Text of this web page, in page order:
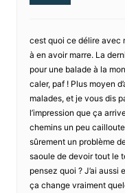
cest quoi ce délire avec
à en avoir marre. La
pour une balade à la
caler, paf ! Plus moyen
malades, et je vous dis
l’impression que ça
chemins un peu
sûrement un problème
saoule de devoir tout le
pensez quoi ? J’ai
ça change vraiment